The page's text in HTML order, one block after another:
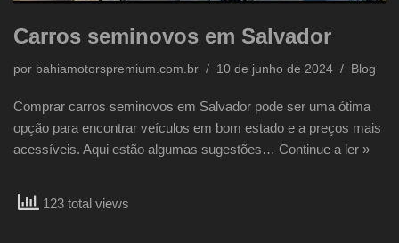
Carros seminovos em Salvador
por bahiamotorspremium.com.br 10 de junho de 2024 Blog
Comprar carros seminovos em Salvador pode ser uma ótima
opção para encontrar veículos em bom estado e a preços mais
acessíveis. Aqui estão algumas sugestões… Continue a ler »
123 total views